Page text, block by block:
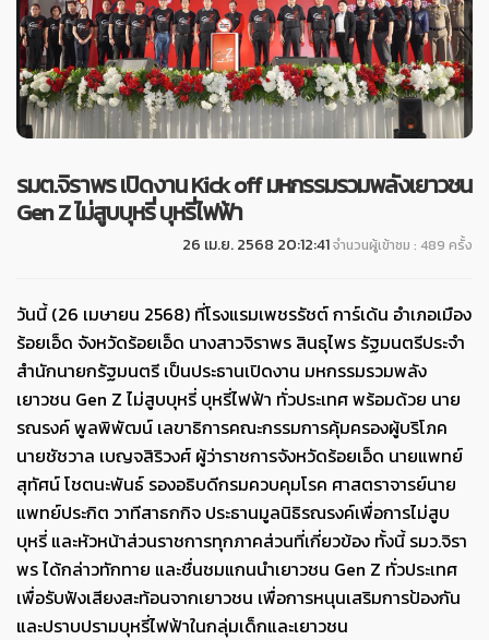
รมต.จิราพร เปิดงาน Kick off มหกรรมรวมพลังเยาวชน
Gen Z ไม่สูบบุหรี่ บุหรี่ไฟฟ้า
26 เม.ย. 2568 20:12:41จำนวนผู้เข้าชม : 489 ครั้ง
วันนี้ (26 เมษายน 2568) ที่โรงแรมเพชรรัชต์ การ์เด้น อำเภอเมือง
ร้อยเอ็ด จังหวัดร้อยเอ็ด นางสาวจิราพร สินธุไพร รัฐมนตรีประจำ
สำนักนายกรัฐมนตรี เป็นประธานเปิดงาน มหกรรมรวมพลัง
เยาวชน Gen Z ไม่สูบบุหรี่ บุหรี่ไฟฟ้า ทั่วประเทศ พร้อมด้วย นาย
รณรงค์ พูลพิพัฒน์ เลขาธิการคณะกรรมการคุ้มครองผู้บริโภค
นายชัชวาล เบญจสิริวงศ์ ผู้ว่าราชการจังหวัดร้อยเอ็ด นายแพทย์
สุทัศน์ โชตนะพันธ์ รองอธิบดีกรมควบคุมโรค ศาสตราจารย์นาย
แพทย์ประกิต วาทีสาธกกิจ ประธานมูลนิธิรณรงค์เพื่อการไม่สูบ
บุหรี่ และหัวหน้าส่วนราชการทุกภาคส่วนที่เกี่ยวข้อง ทั้งนี้ รมว.จิรา
พร ได้กล่าวทักทาย และชื่นชมแกนนำเยาวชน Gen Z ทั่วประเทศ
เพื่อรับฟังเสียงสะท้อนจากเยาวชน เพื่อการหนุนเสริมการป้องกัน
และปราบปรามบุหรี่ไฟฟ้าในกลุ่มเด็กและเยาวชน